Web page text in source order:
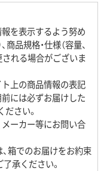
を表示するよう努め
品規格・仕様（容量、
される場合がございま
上の商品情報の表記
には必ずお届けした
さい。
ーカー等にお問い合
、箱でのお届けをお約束
承ください。